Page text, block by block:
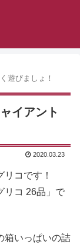
遊びましょ！
イアント
2020.03.23
コです！
リコ 26品」で
箱いっぱいの詰